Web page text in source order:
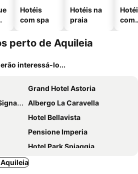
Hotéis
com spa
Hotéis na
praia
com
perto de Aquileia
interessá-lo...
Grand Hotel Astoria
Albergo La Caravella
Hotel Bellavista
Pensione Imperia
Hotel Park Spiaggia
Hotel Romantik